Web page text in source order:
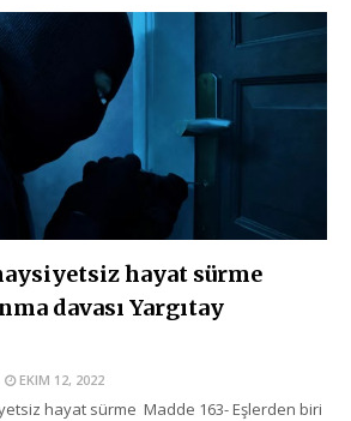
hayat sürme
davası Yargıtay
EKIM 12, 2022
hayat sürme Madde 163- Eşlerden biri